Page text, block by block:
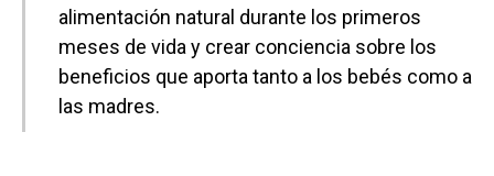
alimentación natural durante los primeros
meses de vida y crear conciencia sobre los
beneficios que aporta tanto a los bebés como a
las madres.